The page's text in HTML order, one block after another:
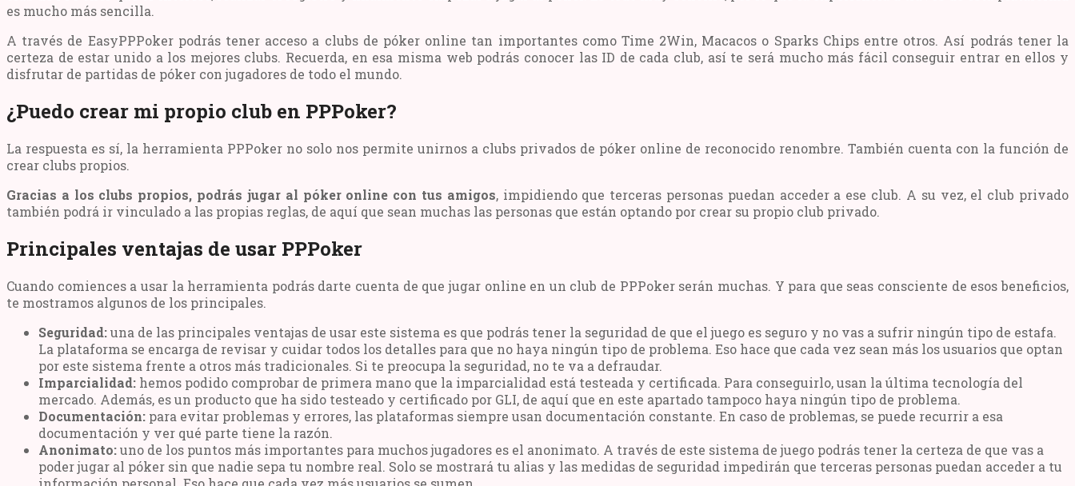
es mucho más sencilla.
A través de EasyPPPoker podrás tener acceso a clubs de póker online tan importantes como Time 2Win, Macacos o Sparks Chips entre otros. Así podrás tener la
certeza de estar unido a los mejores clubs. Recuerda, en esa misma web podrás conocer las ID de cada club, así te será mucho más fácil conseguir entrar en ellos y
disfrutar de partidas de póker con jugadores de todo el mundo.
¿Puedo crear mi propio club en PPPoker?
La respuesta es sí, la herramienta PPPoker no solo nos permite unirnos a clubs privados de póker online de reconocido renombre. También cuenta con la función de
crear clubs propios.
Gracias a los clubs propios, podrás jugar al póker online con tus amigos, impidiendo que terceras personas puedan acceder a ese club. A su vez, el club privado
también podrá ir vinculado a las propias reglas, de aquí que sean muchas las personas que están optando por crear su propio club privado.
Principales ventajas de usar PPPoker
Cuando comiences a usar la herramienta podrás darte cuenta de que jugar online en un club de PPPoker serán muchas. Y para que seas consciente de esos beneficios,
te mostramos algunos de los principales.
Seguridad:una de las principales ventajas de usar este sistema es que podrás tener la seguridad de que el juego es seguro y no vas a sufrir ningún tipo de estafa.
La plataforma se encarga de revisar y cuidar todos los detalles para que no haya ningún tipo de problema. Eso hace que cada vez sean más los usuarios que optan
por este sistema frente a otros más tradicionales. Si te preocupa la seguridad, no te va a defraudar.
Imparcialidad: hemos podido comprobar de primera mano que la imparcialidad está testeada y certificada. Para conseguirlo, usan la última tecnología del
mercado. Además, es un producto que ha sido testeado y certificado por GLI, de aquí que en este apartado tampoco haya ningún tipo de problema.
Documentación: para evitar problemas y errores, las plataformas siempre usan documentación constante. En caso de problemas, se puede recurrir a esa
documentación y ver qué parte tiene la razón.
Anonimato:uno de los puntos más importantes para muchos jugadores es el anonimato. A través de este sistema de juego podrás tener la certeza de que vas a
poder jugar al póker sin que nadie sepa tu nombre real. Solo se mostrará tu alias y las medidas de seguridad impedirán que terceras personas puedan acceder a tu